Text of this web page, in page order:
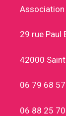
Association
29 rue Paul
42000
06 79 68
06 88 25